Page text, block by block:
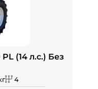
(14 л.с.) Без
4